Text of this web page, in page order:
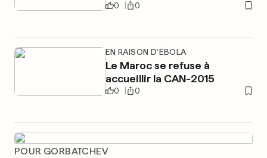
0 0
EN RAISON D'ÉBOLA
Le Maroc se refuse à
accueillir la CAN-2015
0 0
POUR GORBATCHEV